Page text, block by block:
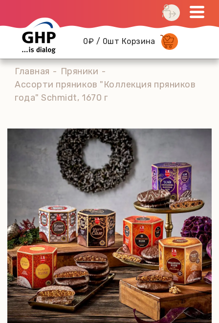
0₽ / 0шт Корзина
Главная
Пряники
Ассорти пряников "Коллекция пряников
года" Schmidt, 1670 г